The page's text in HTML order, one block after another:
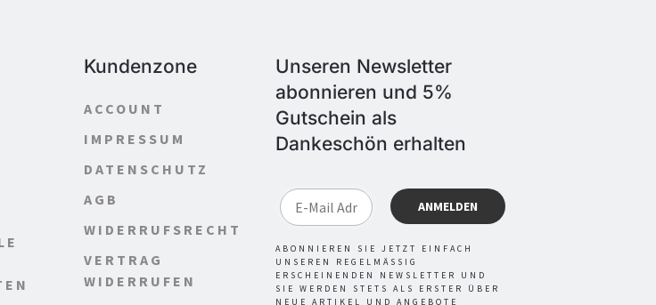
Kundenzone
ACCOUNT
IMPRESSUM
DATENSCHUTZ
AGB
WIDERRUFSRECHT
VERTRAG
WIDERRUFEN
Unseren Newsletter
abonnieren und 5%
Gutschein als
Dankeschön erhalten
ABONNIEREN SIE JETZT EINFACH
UNSEREN REGELMÄSSIG E
RSCHEINENDEN NEWSLETTER UND S
IE WERDEN STETS ALS ERSTER ÜBER N
EUE ARTIKEL UND ANGEBOTE I